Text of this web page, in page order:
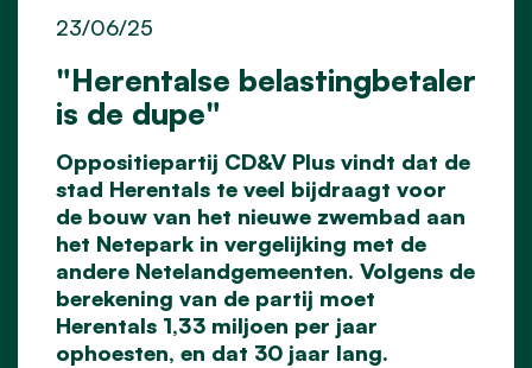
"Herentalse belastingbetaler
is de dupe"
23/06/25
Oppositiepartij CD&V Plus vindt dat de
stad Herentals te veel bijdraagt voor
de bouw van het nieuwe zwembad aan
het Netepark in vergelijking met de
andere Netelandgemeenten. Volgens de
berekening van de partij moet
Herentals 1,33 miljoen per jaar
ophoesten, en dat 30 jaar lang.